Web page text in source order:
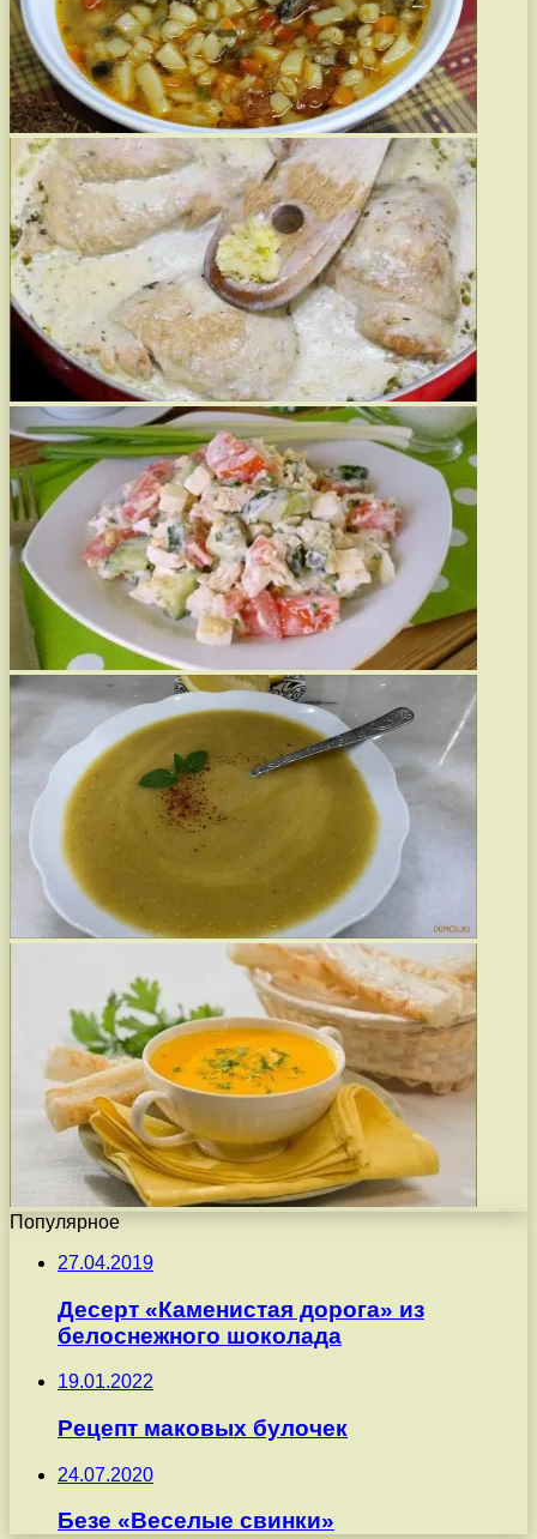
Популярное
27.04.2019
Десерт «Каменистая дорога» из
белоснежного шоколада
19.01.2022
Рецепт маковых булочек
24.07.2020
Безе «Веселые свинки»